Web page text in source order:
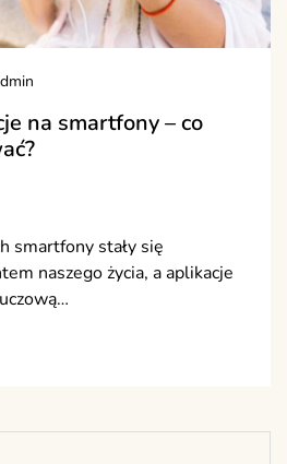
na smartfony – co
smartfony stały się
naszego życia, a aplikacje